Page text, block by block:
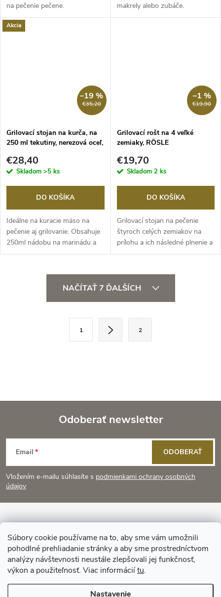
Súbory cookie používame na to, aby sme vám umožnili
pohodlné prehliadanie stránky a aby sme prostredníctvom
analýzy návštevnosti neustále zlepšovali jej funkčnosť,
výkon a použiteľnosť. Viac informáciítu.
Nastavenie
na pečenie pečene.
makrely alebo zubáče.
Akcia
€35,20
–19 %
Grilovací stojan na kurča, na
250 ml tekutiny, nerezová oceľ,
€28,40
Skladom >5 ks
DO KOŠÍKA
Ideálne na kuracie mäso na
pečenie aj grilovanie. Obsahuje
250ml nádobu na marinádu a
vývar...
€19,90
–1 %
Grilovací rošt na 4 veľké
zemiaky, RÖSLE
€19,70
Skladom 2 ks
DO KOŠÍKA
Grilovací stojan na pečenie
štyroch celých zemiakov na
prílohu a ich následné plnenie a
pečenie.
c
e
p
r
v
k
y
v
ý
NAČÍTAŤ 7 ĎALŠÍCH
a
i
e
1 2
Z
á
p
ä
e
Odoberať newsletter
Email
Vložením e-mailu súhlasíte s podmienkami ochrany osobných
údajov
ODOBERAŤ
Informácie pre vás
Prijímame online platby